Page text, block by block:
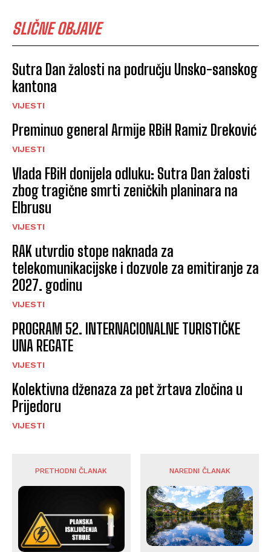
SLIČNE OBJAVE
Sutra Dan žalosti na području Unsko-sanskog
kantona
VIJESTI
Preminuo general Armije RBiH Ramiz Dreković
VIJESTI
Vlada FBiH donijela odluku: Sutra Dan žalosti
zbog tragične smrti zeničkih planinara na
Elbrusu
VIJESTI
RAK utvrdio stope naknada za
telekomunikacijske i dozvole za emitiranje za
2027. godinu
VIJESTI
PROGRAM 52. INTERNACIONALNE TURISTIČKE
UNA REGATE
VIJESTI
Kolektivna dženaza za pet žrtava zločina u
Prijedoru
VIJESTI
PRETHODNI ČLANAK NAREDNI ČLANAK